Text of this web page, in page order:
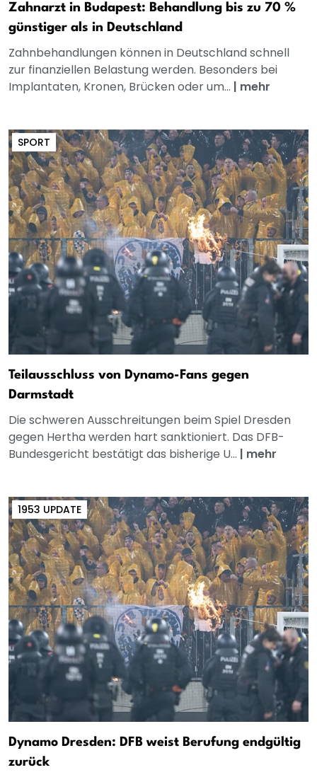
Zahnarzt in Budapest: Behandlung bis zu 70 %
günstiger als in Deutschland
Zahnbehandlungen können in Deutschland schnell
zur finanziellen Belastung werden. Besonders bei
Implantaten, Kronen, Brücken oder um... | mehr
SPORT
Teilausschluss von Dynamo-Fans gegen
Darmstadt
Die schweren Ausschreitungen beim Spiel Dresden
gegen Hertha werden hart sanktioniert. Das DFB-
Bundesgericht bestätigt das bisherige U... | mehr
1953 UPDATE
Dynamo Dresden: DFB weist Berufung endgültig
zurück